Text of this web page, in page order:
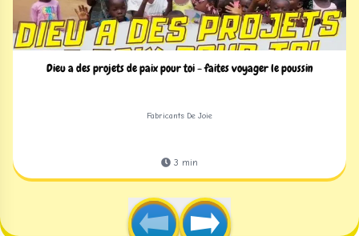
Dieu a des projets de paix pour toi - faites voyager le poussin
Fabricants De Joie
3 min